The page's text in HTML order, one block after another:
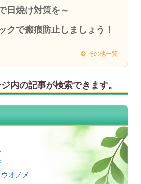
日焼け対策を～
クで瘢痕防止しましょう！
その他一覧
内の記事が検索できます。
ウオノメ